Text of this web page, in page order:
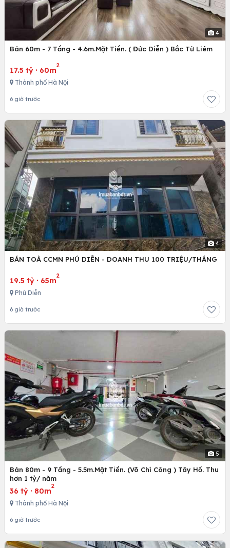
4
Bán 60m - 7 Tầng - 4.6m.Mặt Tiền. ( Đức Diễn ) Bắc Từ Liêm
17.5 tỷ · 60m
2
Thành phố Hà Nội
6 giờ trước
4
BÁN TOÀ CCMN PHÚ DIỄN - DOANH THU 100 TRIỆU/THÁNG
19.5 tỷ · 65m
2
Phú Diễn
6 giờ trước
5
Bán 80m - 9 Tầng - 5.5m.Mặt Tiền. (Võ Chí Công ) Tây Hồ. Thu
hơn 1 tỷ/ năm
36 tỷ · 80m
2
Thành phố Hà Nội
6 giờ trước